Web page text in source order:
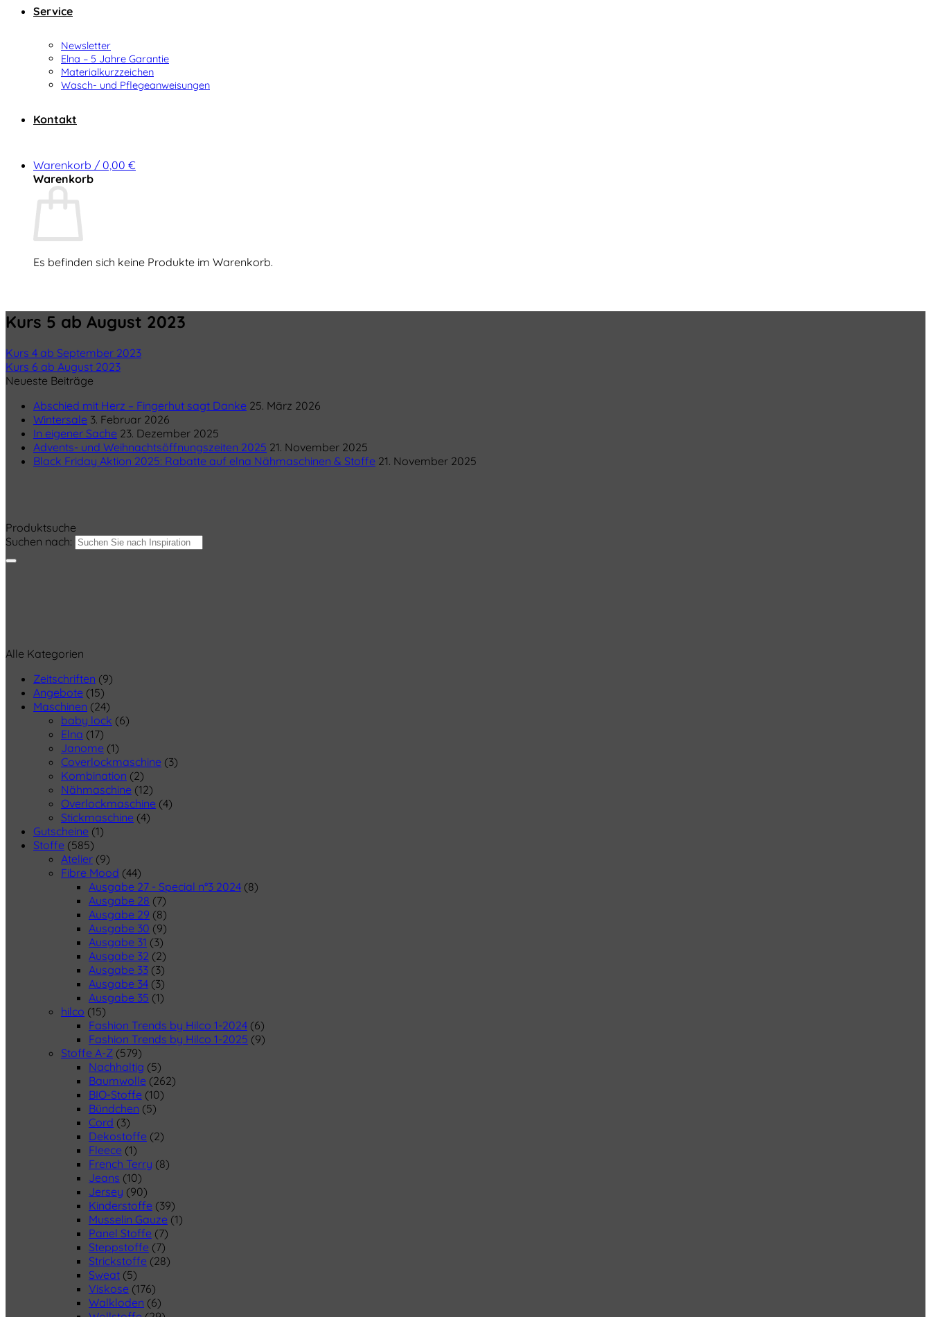
Service
Newsletter
Elna – 5 Jahre Garantie
Materialkurzzeichen
Wasch- und Pflegeanweisungen
Kontakt
Warenkorb / 0,00 €
Warenkorb
Es befinden sich keine Produkte im Warenkorb.
Kurs 5 ab August 2023
Kurs 4 ab September 2023
Kurs 6 ab August 2023
Neueste Beiträge
Abschied mit Herz – Fingerhut sagt Danke 25. März 2026
Wintersale 3. Februar 2026
In eigener Sache 23. Dezember 2025
Advents- und Weihnachtsöffnungszeiten 2025 21. November 2025
Black Friday Aktion 2025: Rabatte auf elna Nähmaschinen & Stoffe 21. November 2025
Produktsuche
Suchen nach:
Alle Kategorien
Zeitschriften (9)
Angebote (15)
Maschinen (24)
baby lock (6)
Elna (17)
Janome (1)
Coverlockmaschine (3)
Kombination (2)
Nähmaschine (12)
Overlockmaschine (4)
Stickmaschine (4)
Gutscheine (1)
Stoffe (585)
Atelier (9)
Fibre Mood (44)
Ausgabe 27 - Special n°3 2024 (8)
Ausgabe 28 (7)
Ausgabe 29 (8)
Ausgabe 30 (9)
Ausgabe 31 (3)
Ausgabe 32 (2)
Ausgabe 33 (3)
Ausgabe 34 (3)
Ausgabe 35 (1)
hilco (15)
Fashion Trends by Hilco 1-2024 (6)
Fashion Trends by Hilco 1-2025 (9)
Stoffe A-Z (579)
Nachhaltig (5)
Baumwolle (262)
BIO-Stoffe (10)
Bündchen (5)
Cord (3)
Dekostoffe (2)
Fleece (1)
French Terry (8)
Jeans (10)
Jersey (90)
Kinderstoffe (39)
Musselin Gauze (1)
Panel Stoffe (7)
Steppstoffe (7)
Strickstoffe (28)
Sweat (5)
Viskose (176)
Walkloden (6)